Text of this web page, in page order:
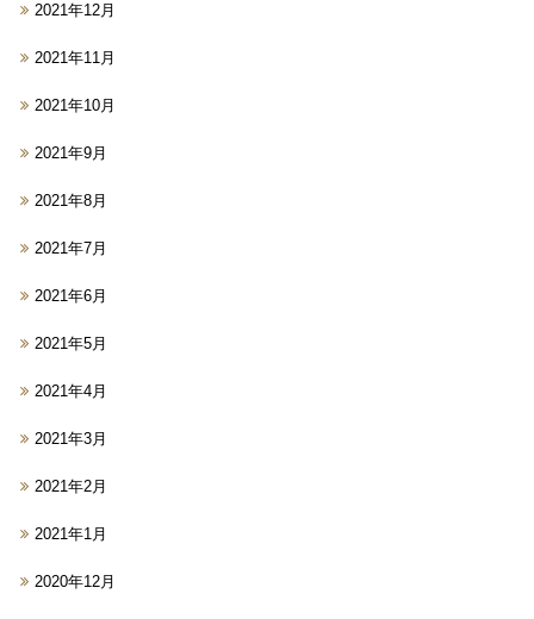
2021年12月
2021年11月
2021年10月
2021年9月
2021年8月
2021年7月
2021年6月
2021年5月
2021年4月
2021年3月
2021年2月
2021年1月
2020年12月